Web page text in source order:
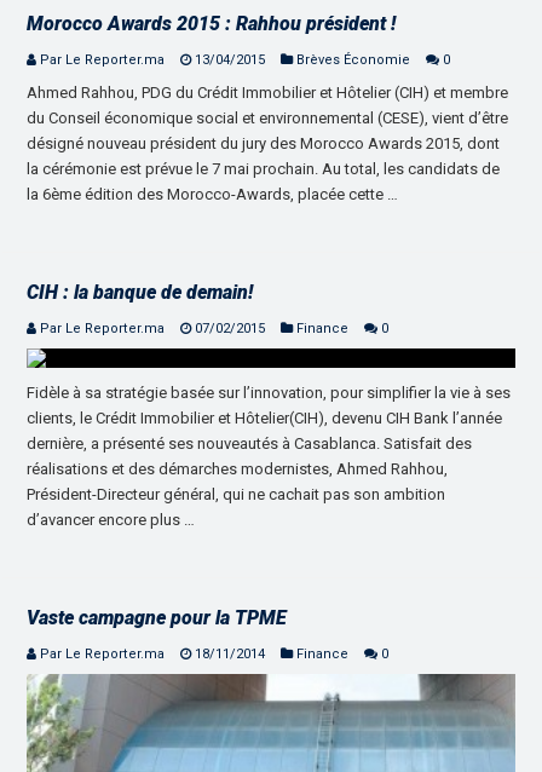
Morocco Awards 2015 : Rahhou président !
Par Le Reporter.ma 13/04/2015 Brèves Économie 0
Ahmed Rahhou, PDG du Crédit Immobilier et Hôtelier (CIH) et membre
du Conseil économique social et environnemental (CESE), vient d’être
désigné nouveau président du jury des Morocco Awards 2015, dont
la cérémonie est prévue le 7 mai prochain. Au total, les candidats de
la 6ème édition des Morocco-Awards, placée cette …
CIH : la banque de demain!
Par Le Reporter.ma 07/02/2015 Finance 0
Fidèle à sa stratégie basée sur l’innovation, pour simplifier la vie à ses
clients, le Crédit Immobilier et Hôtelier(CIH), devenu CIH Bank l’année
dernière, a présenté ses nouveautés à Casablanca. Satisfait des
réalisations et des démarches modernistes, Ahmed Rahhou,
Président-Directeur général, qui ne cachait pas son ambition
d’avancer encore plus …
Vaste campagne pour la TPME
Par Le Reporter.ma 18/11/2014 Finance 0